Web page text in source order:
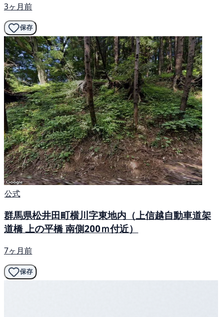
3ヶ月前
保存
公式
群馬県松井田町横川字東地内（上信越自動車道架
道橋 上の平橋 南側200ｍ付近）
7ヶ月前
保存